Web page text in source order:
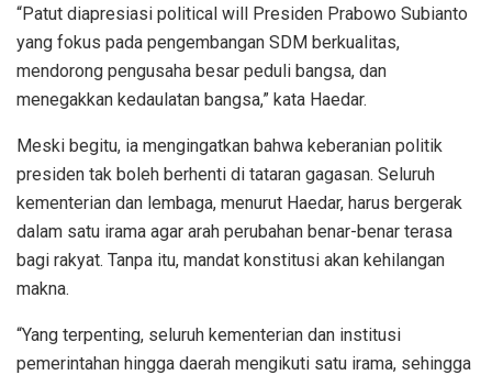
“Patut diapresiasi political will Presiden Prabowo Subianto
yang fokus pada pengembangan SDM berkualitas,
mendorong pengusaha besar peduli bangsa, dan
menegakkan kedaulatan bangsa,” kata Haedar.
Meski begitu, ia mengingatkan bahwa keberanian politik
presiden tak boleh berhenti di tataran gagasan. Seluruh
kementerian dan lembaga, menurut Haedar, harus bergerak
dalam satu irama agar arah perubahan benar-benar terasa
bagi rakyat. Tanpa itu, mandat konstitusi akan kehilangan
makna.
“Yang terpenting, seluruh kementerian dan institusi
pemerintahan hingga daerah mengikuti satu irama, sehingga